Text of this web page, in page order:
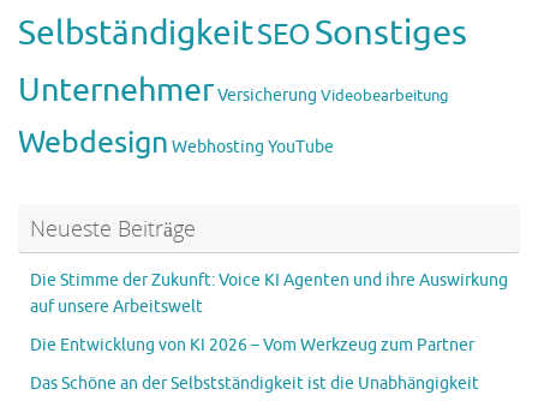
SelbständigkeitSEOSonstiges
UnternehmerVersicherung Videobearbeitung
Webdesign Webhosting YouTube
Neueste Beiträge
Die Stimme der Zukunft: Voice KI Agenten und ihre Auswirkung
auf unsere Arbeitswelt
Die Entwicklung von KI 2026 – Vom Werkzeug zum Partner
Das Schöne an der Selbstständigkeit ist die Unabhängigkeit